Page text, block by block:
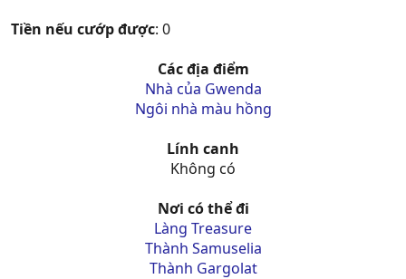
Tiền nếu cướp được: 0
Các địa điểm
Nhà của Gwenda
Ngôi nhà màu hồng
Lính canh
Không có
Nơi có thể đi
Làng Treasure
Thành Samuselia
Thành Gargolat